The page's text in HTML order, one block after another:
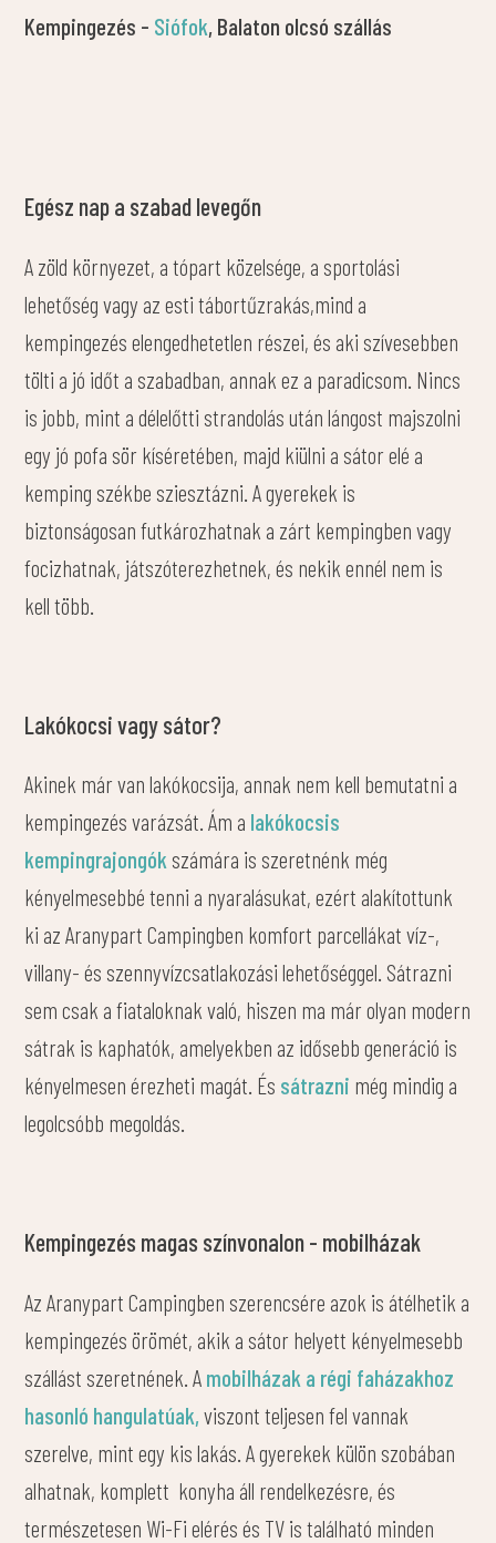
Kempingezés - Siófok, Balaton olcsó szállás
Egész nap a szabad levegőn
A zöld környezet, a tópart közelsége, a sportolási
lehetőség vagy az esti tábortűzrakás,mind a
kempingezés elengedhetetlen részei, és aki szívesebben
tölti a jó időt a szabadban, annak ez a paradicsom. Nincs
is jobb, mint a délelőtti strandolás után lángost majszolni
egy jó pofa sör kíséretében, majd kiülni a sátor elé a
kemping székbe sziesztázni. A gyerekek is
biztonságosan futkározhatnak a zárt kempingben vagy
focizhatnak, játszóterezhetnek, és nekik ennél nem is
kell több.
Lakókocsi vagy sátor?
Akinek már van lakókocsija, annak nem kell bemutatni a
kempingezés varázsát. Ám a lakókocsis
kempingrajongók számára is szeretnénk még
kényelmesebbé tenni a nyaralásukat, ezért alakítottunk
ki az Aranypart Campingben komfort parcellákat víz-,
villany- és szennyvízcsatlakozási lehetőséggel. Sátrazni
sem csak a fiataloknak való, hiszen ma már olyan modern
sátrak is kaphatók, amelyekben az idősebb generáció is
kényelmesen érezheti magát. És sátrazni még mindig a
legolcsóbb megoldás.
Kempingezés magas színvonalon - mobilházak
Az Aranypart Campingben szerencsére azok is átélhetik a
kempingezés örömét, akik a sátor helyett kényelmesebb
szállást szeretnének. Amobilházak a régi faházakhoz
hasonló hangulatúak,viszont teljesen fel vannak
szerelve, mint egy kis lakás. A gyerekek külön szobában
alhatnak, komplett konyha áll rendelkezésre, és
természetesen Wi-Fi elérés és TV is található minden